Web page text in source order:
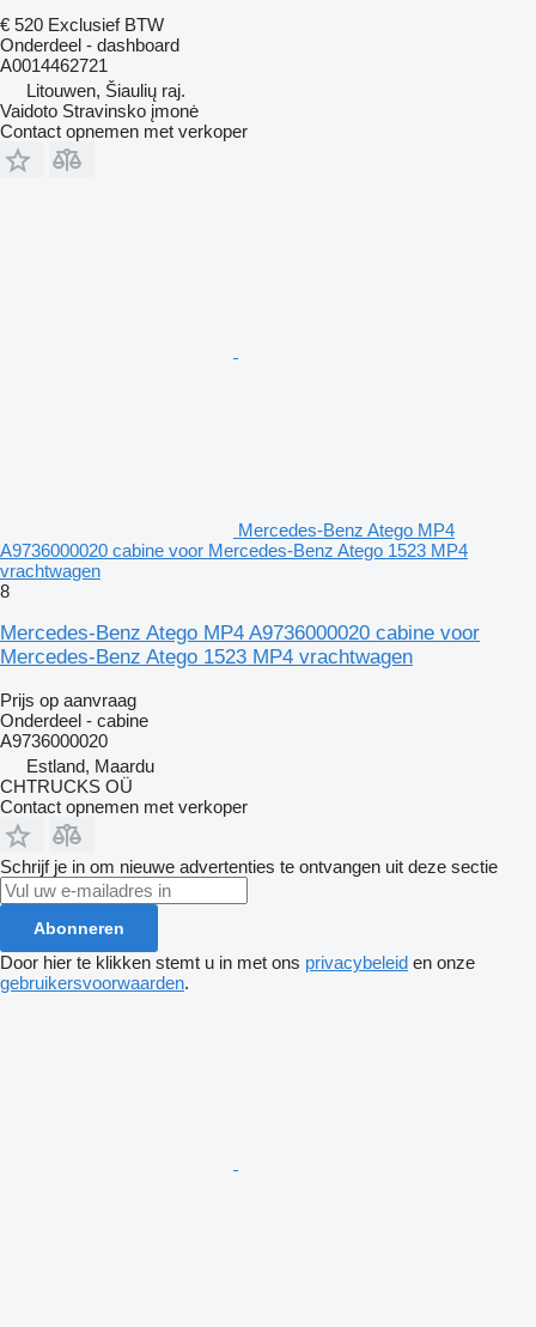
€ 520 Exclusief BTW
Onderdeel - dashboard
A0014462721
Litouwen, Šiaulių raj.
Vaidoto Stravinsko įmonė
Contact opnemen met verkoper
Mercedes-Benz Atego MP4
A9736000020 cabine voor Mercedes-Benz Atego 1523 MP4
vrachtwagen
8
Mercedes-Benz Atego MP4 A9736000020 cabine voor
Mercedes-Benz Atego 1523 MP4 vrachtwagen
Prijs op aanvraag
Onderdeel - cabine
A9736000020
Estland, Maardu
CHTRUCKS OÜ
Contact opnemen met verkoper
Schrijf je in om nieuwe advertenties te ontvangen uit deze sectie
Abonneren
Door hier te klikken stemt u in met ons privacybeleid en onze
gebruikersvoorwaarden.